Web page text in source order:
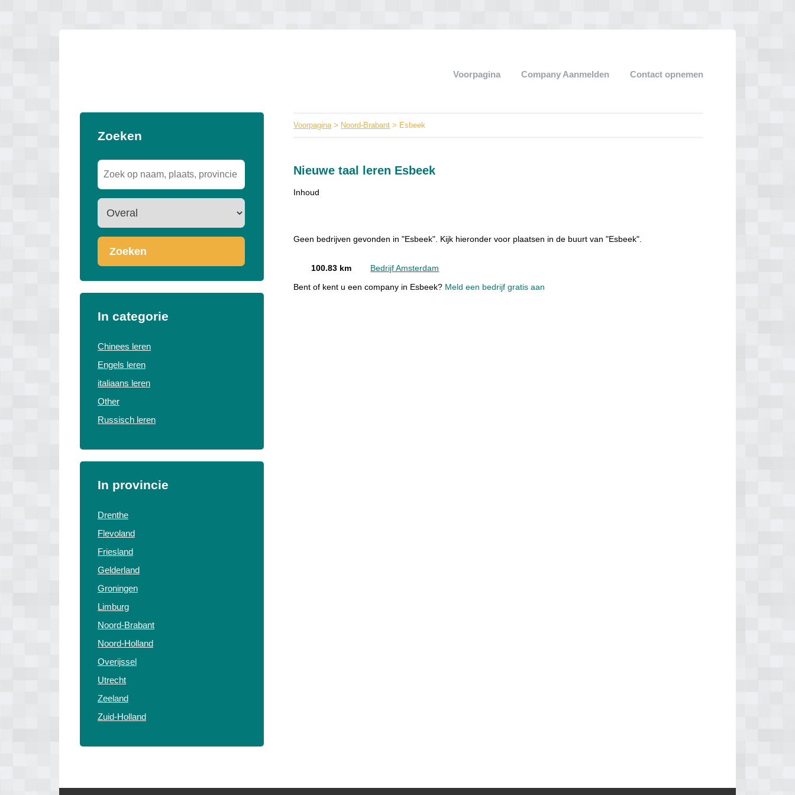
Voorpagina Company Aanmelden Contact opnemen
Zoeken
Zoeken
In categorie
Chinees leren
Engels leren
italiaans leren
Other
Russisch leren
In provincie
Drenthe
Flevoland
Friesland
Gelderland
Groningen
Limburg
Noord-Brabant
Noord-Holland
Overijssel
Utrecht
Zeeland
Zuid-Holland
Voorpagina> Noord-Brabant > Esbeek
Nieuwe taal leren Esbeek
Inhoud
Geen bedrijven gevonden in "Esbeek". Kijk hieronder voor plaatsen in de buurt van "Esbeek".
100.83 km Bedrijf Amsterdam
Bent of kent u een company in Esbeek? Meld een bedrijf gratis aan